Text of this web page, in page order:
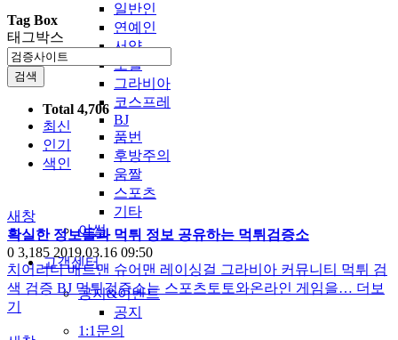
일반인
연예인
서양
모델
그라비아
코스프레
BJ
품번
후방주의
움짤
스포츠
기타
야썰
고객센터
공지&이벤트
공지
1:1문의
Tag Box
태그박스
검색
Total 4,706
최신
인기
색인
새창
확실한 정보들과 먹튀 정보 공유하는 먹튀검증소
0 3,185 2019.03.16 09:50
치어리더 배트맨 슈어맨 레이싱걸 그라비아 커뮤니티 먹튀 검
색 검증 BJ 먹튀검증소는 스포츠토토와온라인 게임을… 더보
기